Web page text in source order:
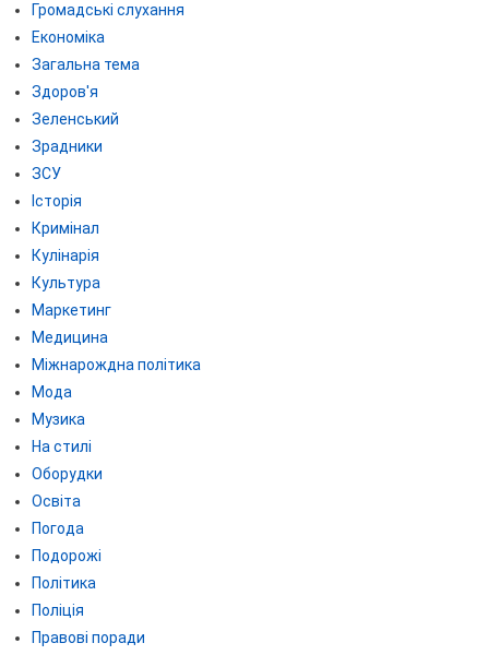
Громадські слухання
Економіка
Загальна тема
Здоров'я
Зеленський
Зрадники
ЗСУ
Історія
Кримінал
Кулінарія
Культура
Маркетинг
Медицина
Міжнарождна політика
Мода
Музика
На стилі
Оборудки
Освіта
Погода
Подорожі
Політика
Поліція
Правові поради